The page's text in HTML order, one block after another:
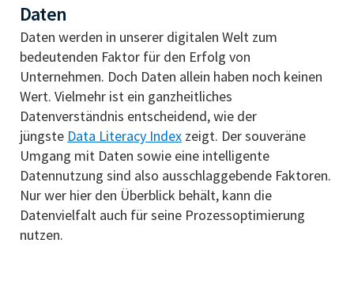
Daten
Daten werden in unserer digitalen Welt zum
bedeutenden Faktor für den Erfolg von
Unternehmen. Doch Daten allein haben noch keinen
Wert. Vielmehr ist ein ganzheitliches
Datenverständnis entscheidend, wie der
jüngste Data Literacy Index zeigt. Der souveräne
Umgang mit Daten sowie eine intelligente
Datennutzung sind also ausschlaggebende Faktoren.
Nur wer hier den Überblick behält, kann die
Datenvielfalt auch für seine Prozessoptimierung
nutzen.